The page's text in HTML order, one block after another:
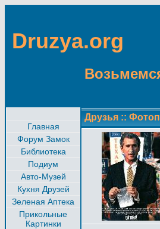
Druzya.org
Главная
Форум Замок
Библиотека
Подиум
Авто-Музей
Кухня Друзей
Зеленая Аптека
Прикольные
Картинки
Друзья ::